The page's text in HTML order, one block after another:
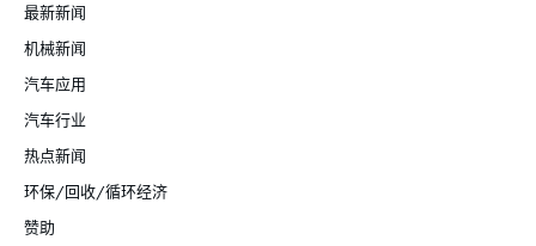
最新新闻
机械新闻
汽车应用
汽车行业
热点新闻
环保/回收/循环经济
赞助